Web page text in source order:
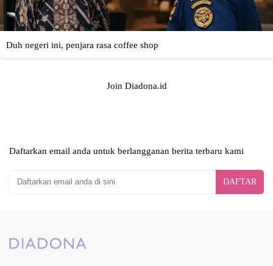
Join Diadona.id
Daftarkan email anda untuk berlangganan berita terbaru kami
DAFTAR